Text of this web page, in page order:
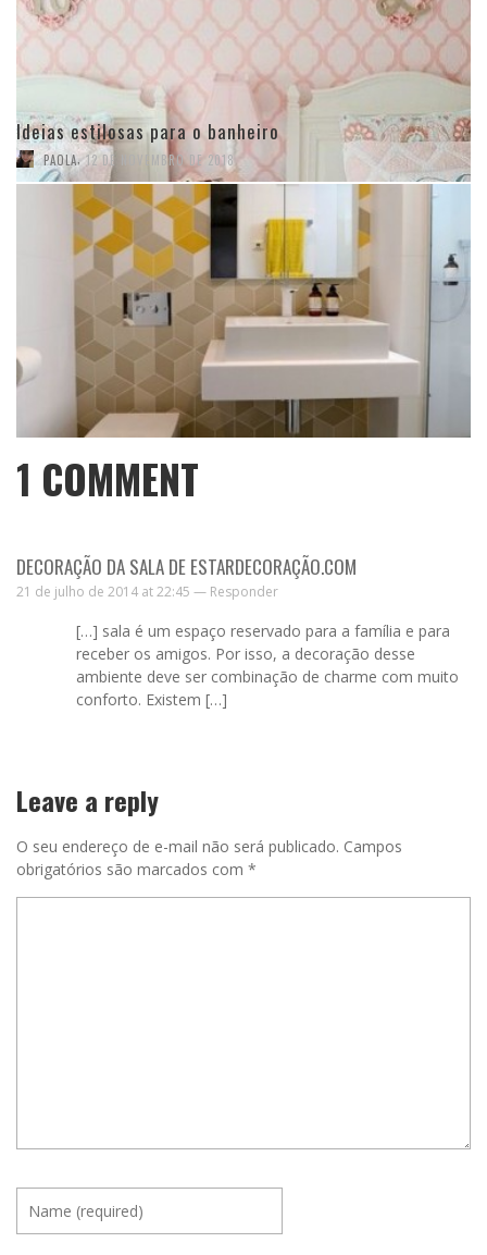
Ideias estilosas para o banheiro
PAOLA, 12 DE NOVEMBRO DE 2018
1 COMMENT
DECORAÇÃO DA SALA DE ESTARDECORAÇÃO.COM
21 de julho de 2014 at 22:45 — Responder
[…] sala é um espaço reservado para a família e para
receber os amigos. Por isso, a decoração desse
ambiente deve ser combinação de charme com muito
conforto. Existem […]
Leave a reply
O seu endereço de e-mail não será publicado. Campos
obrigatórios são marcados com *